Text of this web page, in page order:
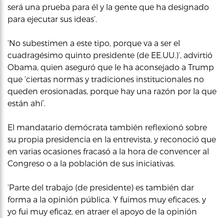
será una prueba para él y la gente que ha designado
para ejecutar sus ideas’.
‘No subestimen a este tipo, porque va a ser el
cuadragésimo quinto presidente (de EE.UU.)’, advirtió
Obama, quien aseguró que le ha aconsejado a Trump
que ‘ciertas normas y tradiciones institucionales no
queden erosionadas, porque hay una razón por la que
están ahí’.
El mandatario demócrata también reflexionó sobre
su propia presidencia en la entrevista, y reconoció que
en varias ocasiones fracasó a la hora de convencer al
Congreso o a la población de sus iniciativas.
‘Parte del trabajo (de presidente) es también dar
forma a la opinión pública. Y fuimos muy eficaces, y
yo fui muy eficaz, en atraer el apoyo de la opinión